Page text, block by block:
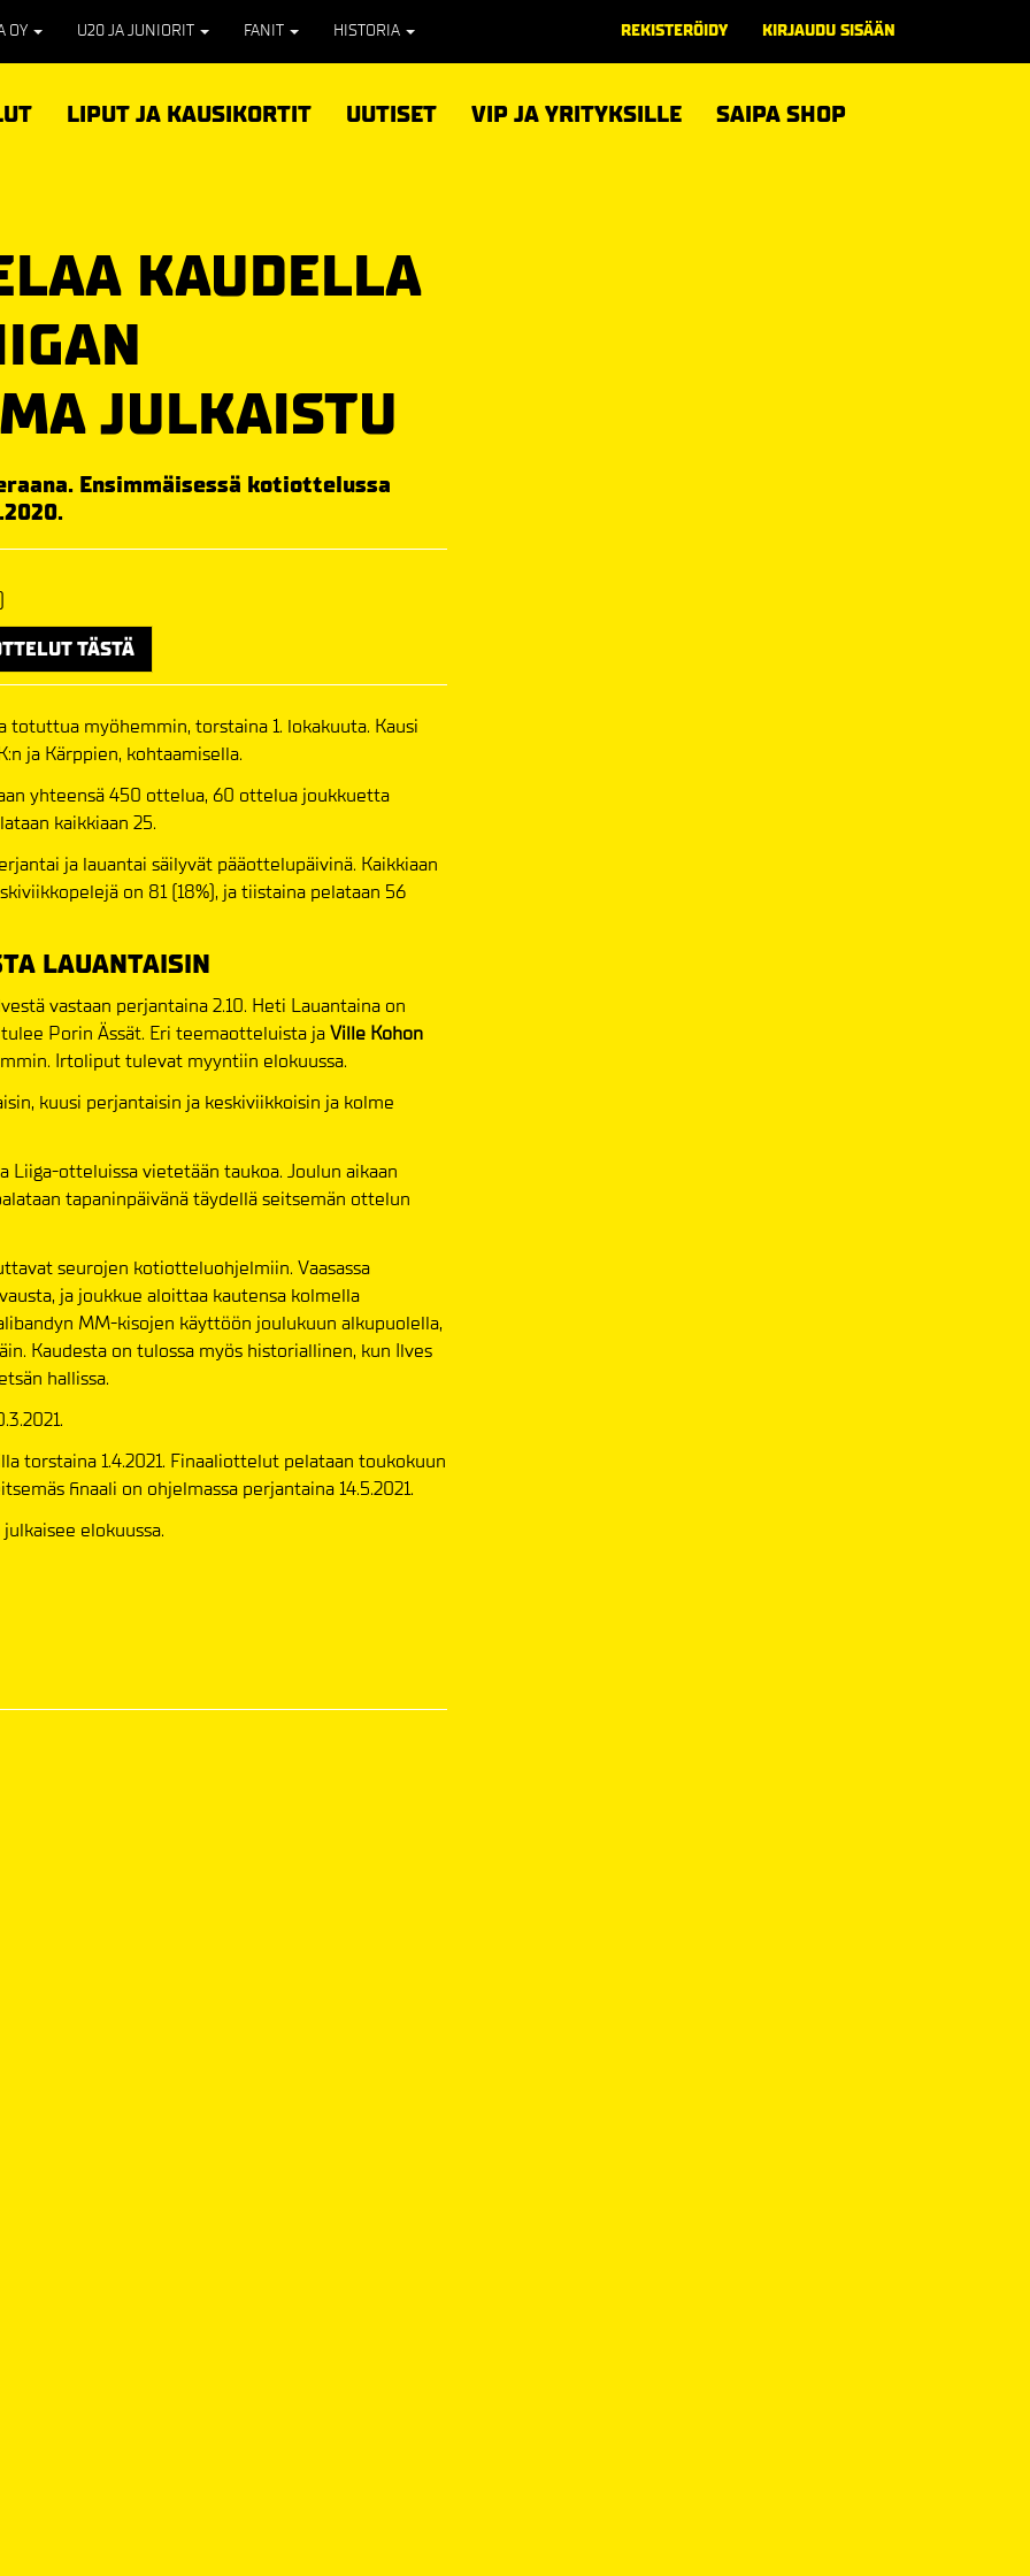
OY U20 JA JUNIORIT FANIT HISTORIA REKISTERÖIDY KIRJAUDU SISÄÄN
LIPUT JA KAUSIKORTIT UUTISET VIP JA YRITYKSILLE SAIPA SHOP
KAUDELLA
JULKAISTU
Ensimmäisessä kotiottelussa
TÄSTÄ
myöhemmin, torstaina 1. lokakuuta. Kausi
ja Kärppien, kohtaamisella.
yhteensä 450 ottelua, 60 ottelua joukkuetta
kaikkiaan 25.
ja lauantai säilyvät pääottelupäivinä. Kaikkiaan
on 81 (18%), ja tiistaina pelataan 56
LAUANTAISIN
vastaan perjantaina 2.10. Heti Lauantaina on
Porin Ässät. Eri teemaotteluista jaVille Kohon
Irtoliput tulevat myyntiin elokuussa.
kuusi perjantaisin ja keskiviikkoisin ja kolme
Liiga-otteluissa vietetään taukoa. Joulun aikaan
tapaninpäivänä täydellä seitsemän ottelun
seurojen kotiotteluohjelmiin. Vaasassa
ja joukkue aloittaa kautensa kolmella
MM-kisojen käyttöön joulukuun alkupuolella,
Kaudesta on tulossa myös historiallinen, kun Ilves
hallissa.
torstaina 1.4.2021. Finaaliottelut pelataan toukokuun
finaali on ohjelmassa perjantaina 14.5.2021.
elokuussa.